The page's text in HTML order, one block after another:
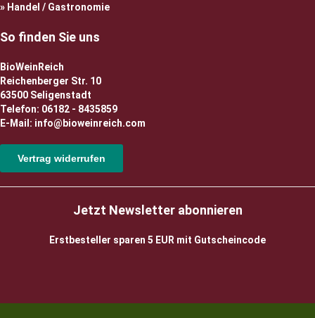
Handel / Gastronomie
So finden Sie uns
BioWeinReich
Reichenberger Str. 10
63500 Seligenstadt
Telefon: 06182 - 8435859
E-Mail: info@bioweinreich.com
Vertrag widerrufen
Jetzt Newsletter abonnieren
Erstbesteller sparen 5 EUR mit Gutscheincode